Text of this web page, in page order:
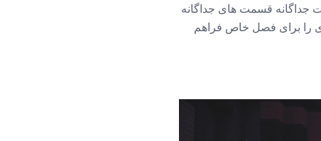
جداگانه قسمت های جداگانه
قسمت های بعدی را برای فصل خاص فراهم